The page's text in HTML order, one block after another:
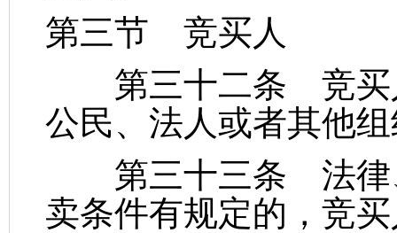
第三节 竞买人
第三十二条 竞买
公民、法人或者其他
第三十三条 法律
卖条件有规定的，竞